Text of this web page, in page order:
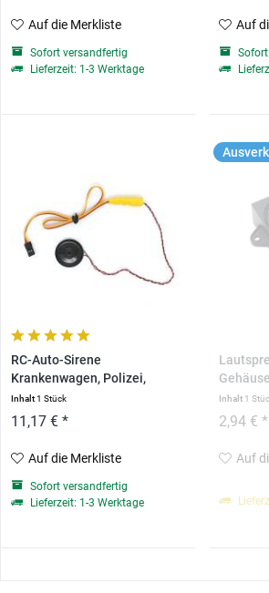
Auf die Merkliste
Sofort versandfertig
Lieferzeit: 1-3 Werktage
Auf
RC-Auto-Sirene
Krankenwagen, Polizei,
Feuerwehr...
Inhalt1 Stück
11,17 € *
Auf die Merkliste
Sofort versandfertig
Lieferzeit: 1-3 Werktage
Inhalt 1
2,94 € *
Auf